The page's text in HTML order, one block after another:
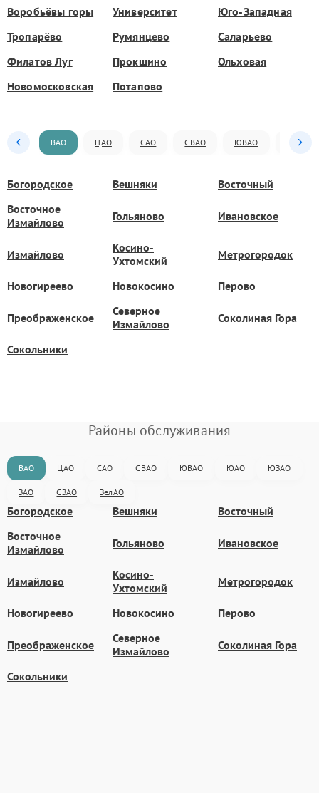
Воробьёвы горы Университет
Юго-Западная
Тропарёво
Румянцево
Саларьево
Филатов Луг
Прокшино
Ольховая
Новомосковская
Потапово
ВАО ЦАО САО СВАО ЮВАО ЮАО
Богородское Вешняки
Восточный
Восточное
Измайлово
Гольяново Ивановское
Измайлово
Косино-
Ухтомский
Метрогородок
Новогиреево Новокосино Перово
Преображенское
Северное
Измайлово
Соколиная Гора
Сокольники
Районы обслуживания
ВАО ЦАО САО СВАО ЮВАО ЮАО ЮЗАО
ЗАО СЗАО ЗелАО
Богородское Вешняки
Восточный
Восточное
Измайлово
Гольяново Ивановское
Измайлово
Косино-
Ухтомский
Метрогородок
Новогиреево Новокосино Перово
Преображенское
Северное
Измайлово
Соколиная Гора
Сокольники